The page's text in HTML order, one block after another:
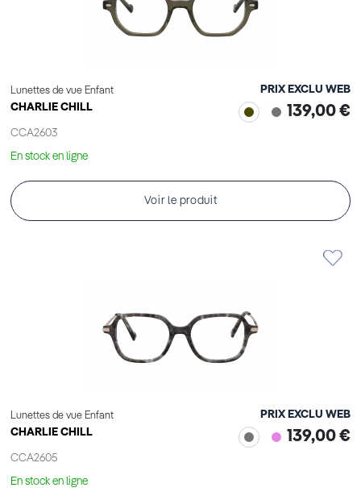
Lunettes de vue Enfant
CHARLIE CHILL
CCA2603
PRIX EXCLU WEB
139,00 €
En stock en ligne
Voir le produit
Lunettes de vue Enfant
CHARLIE CHILL
CCA2605
PRIX EXCLU WEB
139,00 €
En stock en ligne